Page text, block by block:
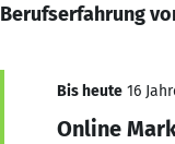
Berufserfahrung
Bis heute 16
Online